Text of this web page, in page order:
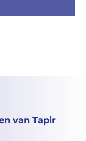
van Tapir